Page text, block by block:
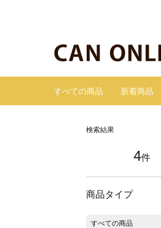
すべての商品 新着商品
検索結果
4件
商品タイプ
すべての商品